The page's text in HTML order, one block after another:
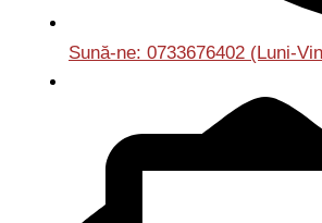
Sună-ne: 0733676402 (Luni-